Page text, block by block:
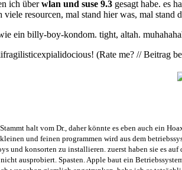
ich überwlan und suse 9.3 gesagt habe. es
resourcen, mal stand hier was, mal stand
ein billy-boy-kondom. tight, altah.
(Rate me? // Beitrag
halt vom Dr., daher könnte es eben auch ein
und feinen programmen wird aus dem
und konsorten zu installieren. zuerst haben sie es auf
ausprobiert. Spasten. Apple baut ein